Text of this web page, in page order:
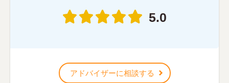
5.0
アドバイザーに相談する